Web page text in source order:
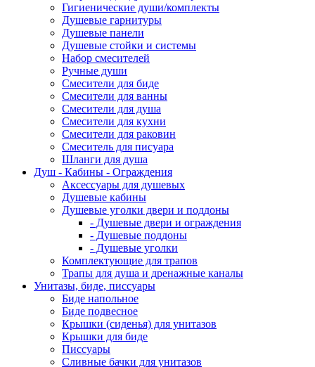
Гигиенические души/комплекты
Душевые гарнитуры
Душевые панели
Душевые стойки и системы
Набор смесителей
Ручные души
Смесители для биде
Смесители для ванны
Смесители для душа
Смесители для кухни
Смесители для раковин
Смеситель для писуара
Шланги для душа
Душ - Кабины - Ограждения
Аксессуары для душевых
Душевые кабины
Душевые уголки двери и поддоны
- Душевые двери и ограждения
- Душевые поддоны
- Душевые уголки
Комплектующие для трапов
Трапы для душа и дренажные каналы
Унитазы, биде, писсуары
Биде напольное
Биде подвесное
Крышки (сиденья) для унитазов
Крышки для биде
Писсуары
Сливные бачки для унитазов